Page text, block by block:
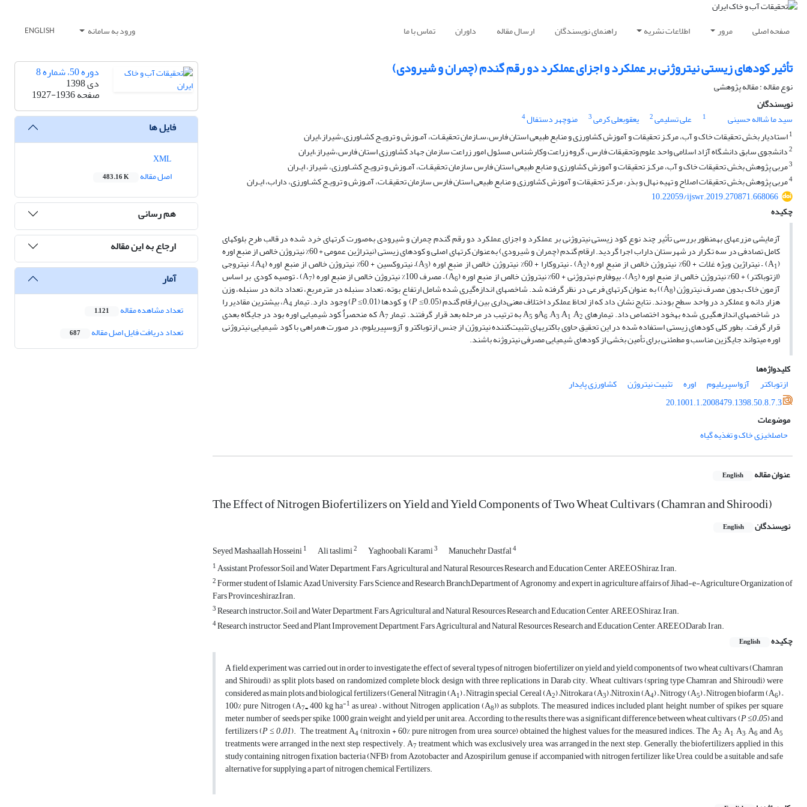
صفحه اصلی مرور اطلاعات نشریه راهنمای نویسندگان ارسال مقاله داوران تماس با ما ورود به سامانه ENGLISH
تأثیر کود‌های زیستی نیتروژنی بر عملکرد و اجزای عملکرد دو رقم گندم (چمران و شیرودی)
نوع مقاله : مقاله پژوهشی
نویسندگان
سید ما شااله حسینی
1 علی تسلیمی2 یعقوبعلی کرمی3 منوچهر دستفال4
1استادیار بخش تحقیقات خاک و آب، مرکـز تحقیقات و آموزش کشاورزی و منابع طبیعی استان فارس،سـازمان تحقیقـات، آمـوزش و ترویـج کشـاورزی،شیراز،ایران
2دانشجوی سابق دانشگاه آزاد اسلامی واحد علوم وتحقیقات فارس، گروه زراعت وکارشناس مسئول امور زراعت سازمان جهاد کشاورزی استان فارس،شیراز،ایران
3مربی پژوهش بخش تحقیقات خاک و آب، مرکـز تحقیقات و آموزش کشاورزی و منابع طبیعی استان فارس سازمان تحقیقـات، آمـوزش و ترویـج کشـاورزی، شیراز، ایـران
4مربی پژوهش بخش تحقیقات اصلاح و تهیه نهال و بذر، مرکـز تحقیقات و آموزش کشاورزی و منابع طبیعی استان فارس سازمان تحقیقـات، آمـوزش و ترویـج کشـاورزی، داراب، ایـران
10.22059/ijswr.2019.270871.668066
چکیده
آزمایشی مزرعه­ای به­منظور بررسی تأثیر چند نوع کود زیستی نیتروژنی بر عملکرد و اجزای عملکرد دو رقم گندم چمران و شیرودی به‌صورت کرت­های خرد شده در قالب طرح بلوک­های
کامل تصادفی در سه تکرار در شهرستان داراب اجرا گردید. ارقام گندم (چمران و شیرودی) به‌عنوان کرت­های اصلی و کودهای زیستی (نیتراژین عمومی + 60% نیتروژن خالص از منبع اوره
(A
1 ) – نیتراژین ویژه غلات + 60% نیتروژن خالص از منبع اوره (A 2 ) – نیتروکارا + 60% نیتروژن خالص از منبع اوره (A 3 )– نیتروکسین + 60% نیتروژن خالص از منبع اوره (A 4 )– نیتروجی
(ازتوباکتر) + 60% نیتروژن خالص از منبع اوره (A 5 ) – بیوفارم نیتروژنی + 60% نیتروژن خالص از منبع اوره (A 6 ) – مصرف 100% نیتروژن خالص از منبع اوره (A 7 ) – توصیه کودی بر اساس
آزمون خاک بدون مصرف نیتروژن (A8 )) به عنوان کرت­های فرعی در نظر گرفته شد. شاخص­های اندازه‌گیری شده شامل ارتفاع بوته، تعداد سنبله در مترمربع، تعداد دانه در سنبله، وزن
هزار دانه و عملکرد در واحد سطح بودند. نتایج نشان داد که از لحاظ عملکرد اختلاف معنی‌داری بین ارقام گندم ( P≤0.05) و کودها ( P≤0.01) وجود دارد. تیمار A 4 ، بیشترین مقادیر را
در شاخص­های اندازه­گیری شده به­خود اختصاص داد. تیمار­های A 6,A3,A1 ,A2 و A 5 به ترتیب در مرحله بعد قرار گرفتند. تیمار A7 که منحصراٌ کود شیمیایی اوره بود در جایگاه بعدی
قرار گرفت. بطور کلی کودهای زیستی استفاده شده در این تحقیق حاوی باکتری­های تثبیت‌کننده نیتروژن از جنس ازتوباکتر و آزوسپیریلوم، در صورت همراهی با کود شیمیایی نیتروژنی
اوره می­تواند جایگزین مناسب و مطمئنی برای تأمین بخشی از کودهای شیمیایی مصرفی نیتروژنه باشند.
کلیدواژه‌ها
ازتوباکتر
آزواسپریلیوم اوره تثبیت نیتروژن
کشاورزی پایدار
20.1001.1.2008479.1398.50.8.7.3
موضوعات
حاصلخیزی خاک و تغذیه گیاه
عنوان مقاله English
The Effect of Nitrogen Biofertilizers on Yield and Yield Components of Two Wheat Cultivars (Chamran and Shiroodi)
نویسندگان English
Seyed Mashaallah Hosseini1 Ali taslimi2 Yaghoobali Karami3 Manuchehr Dastfal4
1Assistant Professor,Soil and Water Department, Fars Agricultural and Natural Resources Research and Education Center, AREEO,Shiraz, Iran.
2Former student of Islamic Azad University, Fars Science and Research Branch,ِDepartment of Agronomy, and expert in agriculture affairs of Jihad-e-Agriculture Organization of
Fars Province,shiraz,Iran.
3Research instructor،Soil and Water Department, Fars Agricultural and Natural Resources Research and Education Center, AREEO,Shiraz, Iran.
4Research instructor, Seed and Plant Improvement Department, Fars Agricultural and Natural Resources Research and Education Center, AREEO,Darab, Iran.
چکیده
English
A field experiment was carried out in order to investigate the effect of several types of nitrogen biofertilizer on yield and yield components of two wheat cultivars (Chamran
and Shiroudi) as split plots based on randomized complete block design with three replications in Darab city. Wheat cultivars (spring type Chamran and Shiroudi) were
considered as main plots and biological fertilizers (General Nitragin (A1) – Nitragin special Cereal (A2) –Nitrokara (A3) –Nitroxin (A4) – Nitrogy (A5) – Nitrogen biofarm (A6) –
100% pure Nitrogen (A7=400 kg ha-1as urea) – without Nitrogen application (A8)) as subplots. The measured indices included plant height, number of spikes per square
meter, number of seeds per spike, 1000 grain weight and yield per unit area. According to the results, there was a significant difference between wheat cultivars (P ≤0.05) and
fertilizers (P ≤ 0.01). The treatment A4(nitroxin + 60% pure nitrogen from urea source) obtained the highest values for the measured indices. The A2, A1, A3, A6and A5
treatments were arranged in the next step, respectively. A7treatment, which was exclusively urea, was arranged in the next step. Generally, the biofertilizers applied in this
study containing nitrogen fixation bacteria (NFB) from Azotobacter and Azospirilum genuse, if accompanied with nitrogen fertilizer like Urea, could be a suitable and safe
alternative for supplying a part of nitrogen chemical Fertilizers.
دوره 50، شماره 8
دی 1398
صفحه1927-1936
فایل ها
اصل مقاله
483.16 K
هم رسانی
ارجاع به این مقاله
آمار
تعداد مشاهده مقاله 1,121
تعداد دریافت فایل اصل مقاله 687